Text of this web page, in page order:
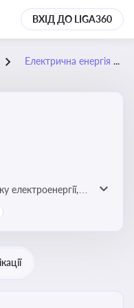
ВХІД ДО LIGA360
Електрична енергія
електроенергії,
та фінансові